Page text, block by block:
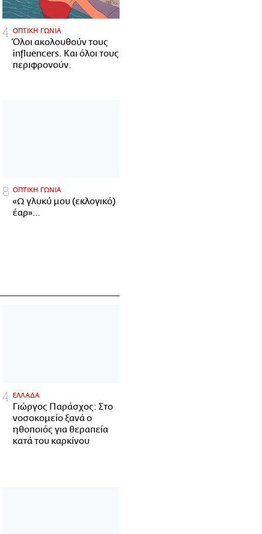
ΟΠΤΙΚΗ ΓΩΝΙΑ
Όλοι ακολουθούν τους
influencers. Και όλοι τους
περιφρονούν.
ΟΠΤΙΚΗ ΓΩΝΙΑ
«Ω γλυκύ μου (εκλογικό)
έαρ»…
ΕΛΛΑΔΑ
Γιώργος Παράσχος: Στο
νοσοκομείο ξανά ο
ηθοποιός για θεραπεία
κατά του καρκίνου